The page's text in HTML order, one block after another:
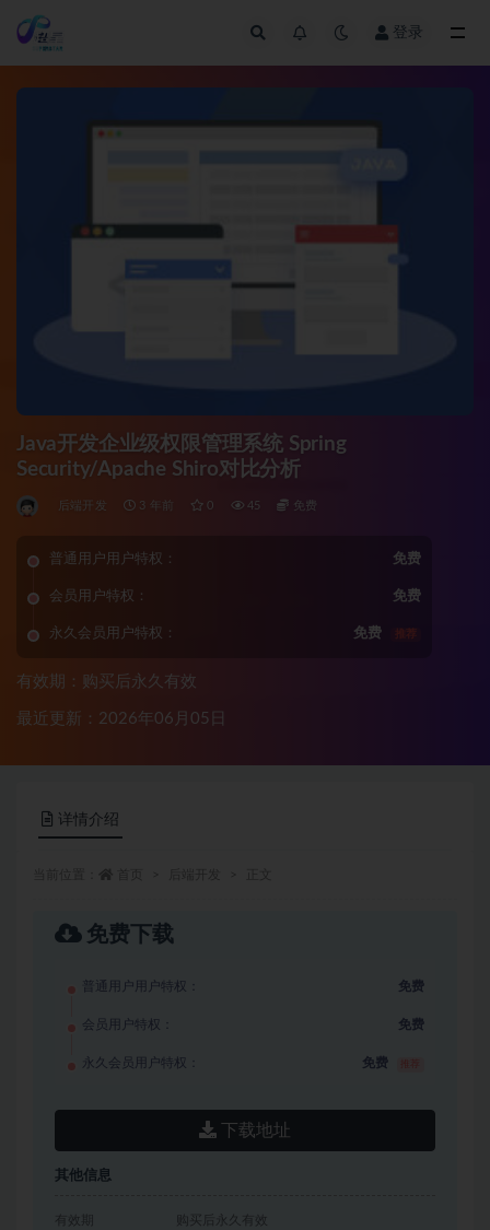
登录
Java开发企业级权限管理系统 Spring
Security/Apache Shiro对比分析
后端开发 3 年前 0 45 免费
普通用户用户特权： 免费
会员用户特权： 免费
永久会员用户特权： 免费 推荐
有效期：购买后永久有效
最近更新：2026年06月05日
详情介绍
免费下载
普通用户用户特权： 免费
会员用户特权： 免费
永久会员用户特权： 免费
下载地址
其他信息
有效期 购买后永久有效